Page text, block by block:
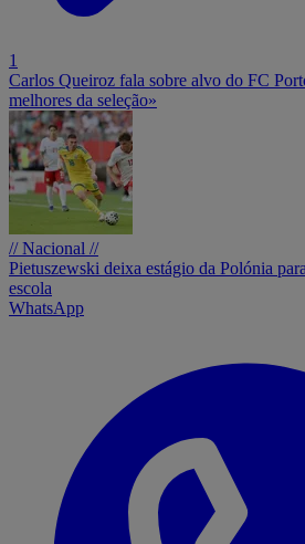
1
Carlos Queiroz fala sobre alvo do FC
melhores da seleção»
// Nacional //
Pietuszewski deixa estágio da Polónia
escola
WhatsApp